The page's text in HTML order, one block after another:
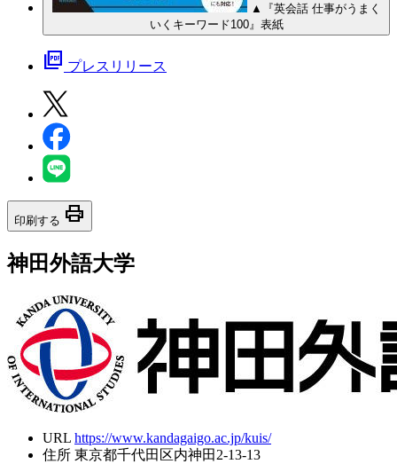
▲『英会話 仕事がうまく
いくキーワード100』表紙
picture_as_pdf プレスリリース
印刷する print
神田外語大学
URL https://www.kandagaigo.ac.jp/kuis/
住所 東京都千代田区内神田2-13-13